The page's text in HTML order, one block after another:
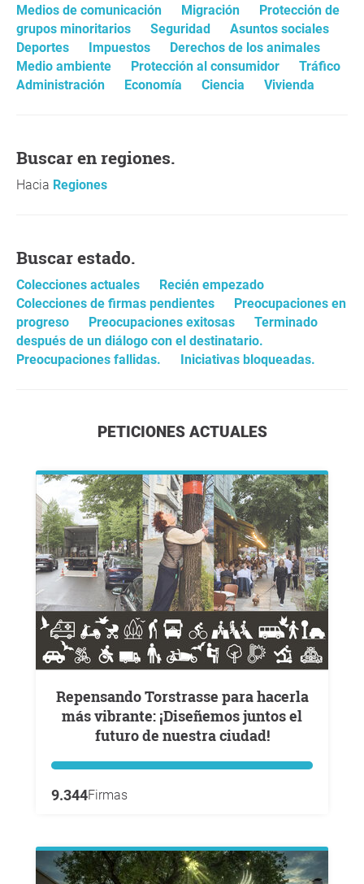
Medios de comunicación
Migración
Protección de
grupos minoritarios
Seguridad
Asuntos sociales
Deportes
Impuestos
Derechos de los animales
Medio ambiente
Protección al consumidor
Tráfico
Administración
Economía Ciencia Vivienda
Buscar en regiones.
Hacia Regiones
Buscar estado.
Colecciones actuales
Recién empezado
Colecciones de firmas pendientes
Preocupaciones en
progreso
Preocupaciones exitosas
Terminado
después de un diálogo con el destinatario.
Preocupaciones fallidas.
Iniciativas bloqueadas.
PETICIONES ACTUALES
Repensando Torstrasse para hacerla
más vibrante: ¡Diseñemos juntos el
futuro de nuestra ciudad!
9.344Firmas